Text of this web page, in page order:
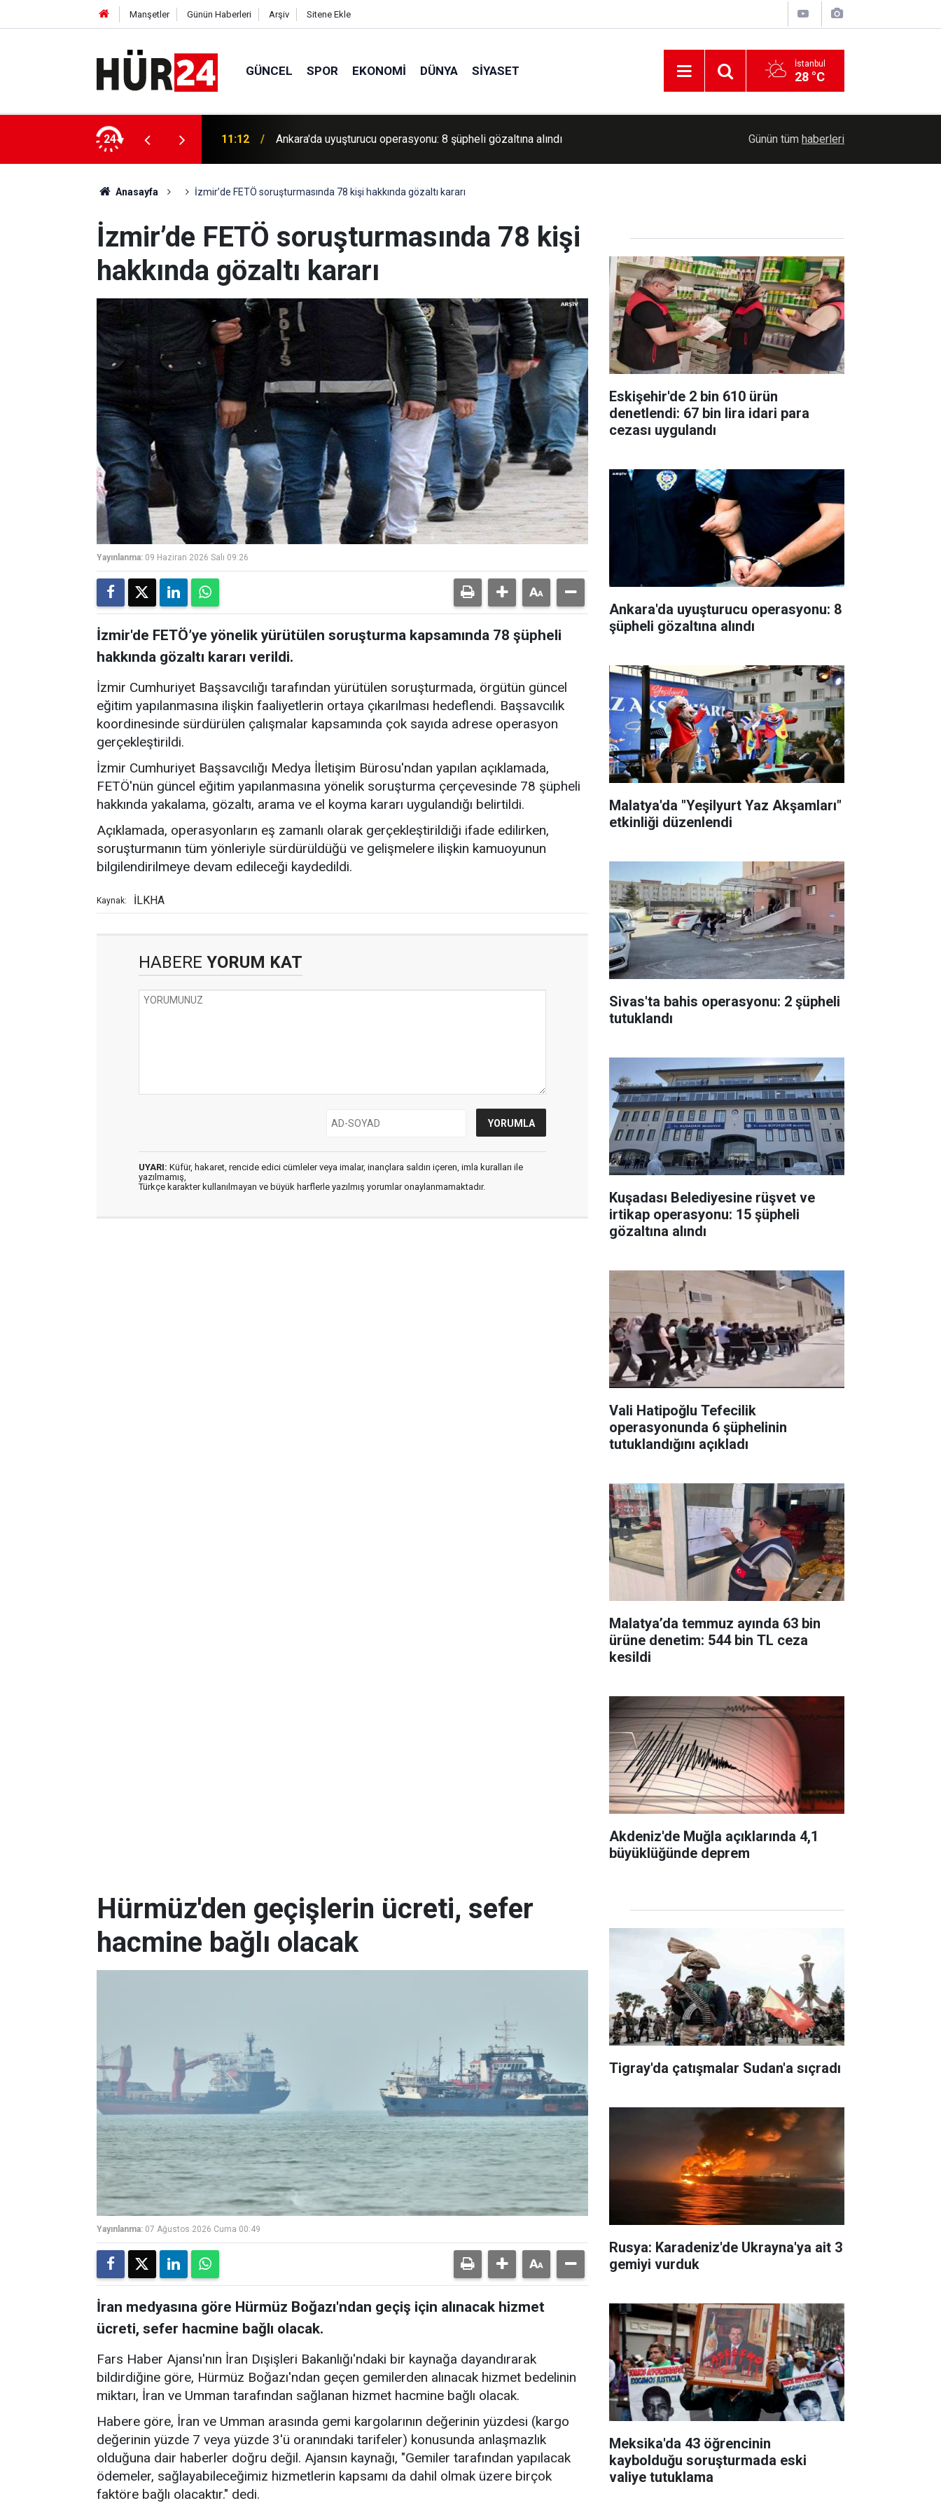
Manşetler Günün Haberleri Arşiv Sitene Ekle
GÜNCEL SPOR EKONOMI DÜNYA SIYASET İstanbul
28 °C
24
şüpheli gözaltına alındı 11:12
yaralı
Rusya: Karadeniz'de Ukrayna'ya ait 3 gemiyi
Günün tüm haberleri
Anasayfa İzmir’de FETÖ soruşturmasında 78 kişi hakkında gözaltı kararı
İzmir’de FETÖ soruşturmasında 78 kişi
hakkında gözaltı kararı
Yayınlanma: 09 Haziran 2026 Salı 09:26
İzmir'de FETÖ’ye yönelik yürütülen soruşturma kapsamında 78 şüpheli
hakkında gözaltı kararı verildi.
İzmir Cumhuriyet Başsavcılığı tarafından yürütülen soruşturmada, örgütün güncel
eğitim yapılanmasına ilişkin faaliyetlerin ortaya çıkarılması hedeflendi. Başsavcılık
koordinesinde sürdürülen çalışmalar kapsamında çok sayıda adrese operasyon
gerçekleştirildi.
İzmir Cumhuriyet Başsavcılığı Medya İletişim Bürosu'ndan yapılan açıklamada,
FETÖ'nün güncel eğitim yapılanmasına yönelik soruşturma çerçevesinde 78 şüpheli
hakkında yakalama, gözaltı, arama ve el koyma kararı uygulandığı belirtildi.
Açıklamada, operasyonların eş zamanlı olarak gerçekleştirildiği ifade edilirken,
soruşturmanın tüm yönleriyle sürdürüldüğü ve gelişmelere ilişkin kamuoyunun
bilgilendirilmeye devam edileceği kaydedildi.
Kaynak: İLKHA
HABERE YORUM KAT
UYARI: Küfür, hakaret, rencide edici cümleler veya imalar, inançlara saldırı içeren, imla kuralları ile
yazılmamış,
Türkçe karakter kullanılmayan ve büyük harflerle yazılmış yorumlar onaylanmamaktadır.
Eskişehir'de 2 bin 610 ürün
denetlendi: 67 bin lira idari para
cezası uygulandı
Ankara'da uyuşturucu operasyonu: 8
şüpheli gözaltına alındı
Malatya'da "Yeşilyurt Yaz Akşamları"
etkinliği düzenlendi
Sivas'ta bahis operasyonu: 2 şüpheli
tutuklandı
Kuşadası Belediyesine rüşvet ve
irtikap operasyonu: 15 şüpheli
gözaltına alındı
Vali Hatipoğlu Tefecilik
operasyonunda 6 şüphelinin
tutuklandığını açıkladı
Malatya’da temmuz ayında 63 bin
ürüne denetim: 544 bin TL ceza
kesildi
Akdeniz'de Muğla açıklarında 4,1
büyüklüğünde deprem
Hürmüz'den geçişlerin ücreti, sefer
hacmine bağlı olacak
Yayınlanma: 07 Ağustos 2026 Cuma 00:49
İran medyasına göre Hürmüz Boğazı'ndan geçiş için alınacak hizmet
ücreti, sefer hacmine bağlı olacak.
Fars Haber Ajansı'nın İran Dışişleri Bakanlığı'ndaki bir kaynağa dayandırarak
bildirdiğine göre, Hürmüz Boğazı'ndan geçen gemilerden alınacak hizmet bedelinin
miktarı, İran ve Umman tarafından sağlanan hizmet hacmine bağlı olacak.
Habere göre, İran ve Umman arasında gemi kargolarının değerinin yüzdesi (kargo
değerinin yüzde 7 veya yüzde 3'ü oranındaki tarifeler) konusunda anlaşmazlık
olduğuna dair haberler doğru değil. Ajansın kaynağı, "Gemiler tarafından yapılacak
ödemeler, sağlayabileceğimiz hizmetlerin kapsamı da dahil olmak üzere birçok
faktöre bağlı olacaktır." dedi.
Tigray'da çatışmalar Sudan'a sıçradı
Rusya: Karadeniz'de Ukrayna'ya ait 3
gemiyi vurduk
Meksika'da 43 öğrencinin
kaybolduğu soruşturmada eski
valiye tutuklama